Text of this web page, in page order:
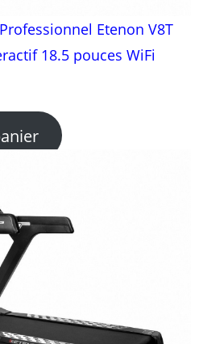
Etenon V8T
18.5 pouces WiFi